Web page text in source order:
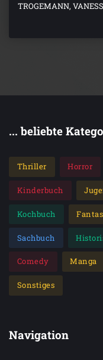
TROGEMANN,
... beliebte
Thriller Horror
Kinderbuch
Kochbuch
Sachbuch
Comedy Manga
Sonstiges
Navigation